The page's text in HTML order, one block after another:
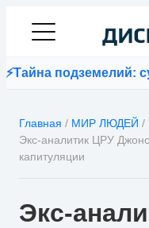
подземелий:
Главная / МИР ЛЮДЕЙ /
Экс-аналитик ЦРУ
капитуляции
Экс-